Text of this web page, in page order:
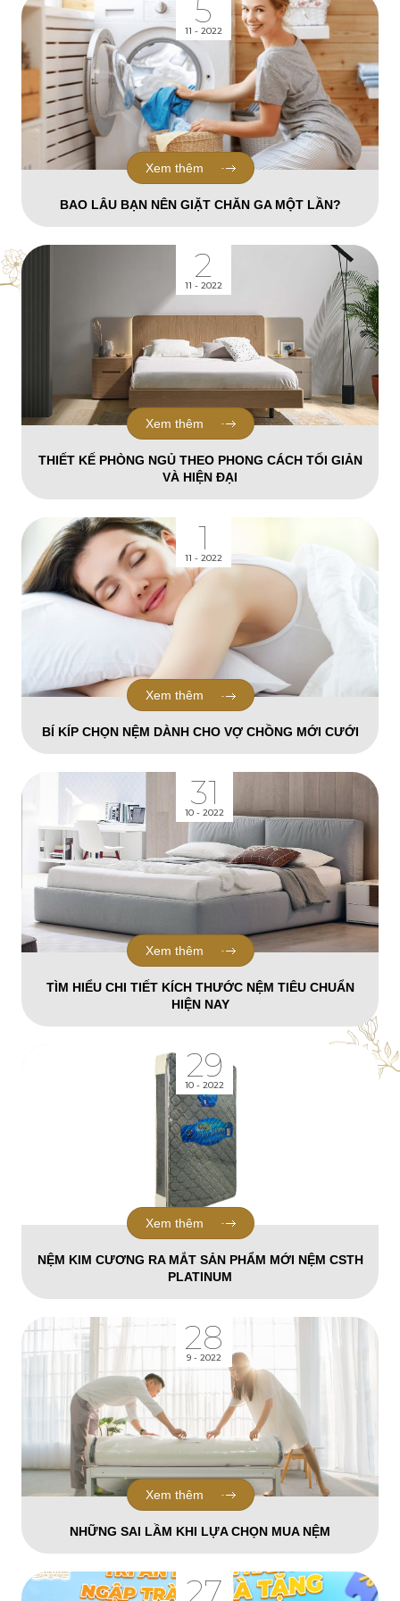
5
11 - 2022
BAO LÂU BẠN NÊN GIẶT CHĂN GA MỘT LẦN?
Xem thêm
2
11 - 2022
THIẾT KẾ PHÒNG NGỦ THEO PHONG CÁCH TỐI GIẢN
VÀ HIỆN ĐẠI
Xem thêm
1
11 - 2022
BÍ KÍP CHỌN NỆM DÀNH CHO VỢ CHỒNG MỚI CƯỚI
Xem thêm
31
10 - 2022
TÌM HIỂU CHI TIẾT KÍCH THƯỚC NỆM TIÊU CHUẨN
HIỆN NAY
Xem thêm
29
10 - 2022
NỆM KIM CƯƠNG RA MẮT SẢN PHẨM MỚI NỆM CSTH
PLATINUM
Xem thêm
28
9 - 2022
NHỮNG SAI LẦM KHI LỰA CHỌN MUA NỆM
Xem thêm
27